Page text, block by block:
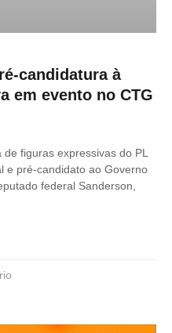
candidatura à
em evento no CTG
figuras expressivas do PL
e pré-candidato ao Governo
federal Sanderson,